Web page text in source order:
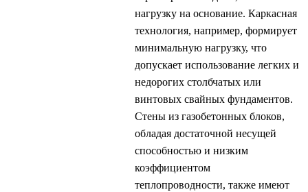
нагрузку на основание. Каркасная
технология, например, формирует
минимальную нагрузку, что
допускает использование легких и
недорогих столбчатых или
винтовых свайных фундаментов.
Стены из газобетонных блоков,
обладая достаточной несущей
способностью и низким
коэффициентом
теплопроводности, также имеют